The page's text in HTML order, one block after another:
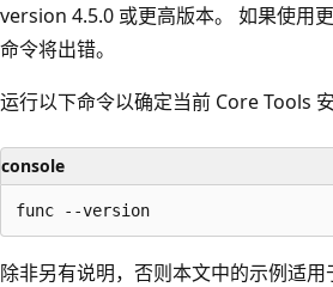
version 4.5.0 或更高版本。 如果使用更
命令将出错。
运行以下命令以确定当前 Core Tools 安
console
除非另有说明，否则本文中的示例适用